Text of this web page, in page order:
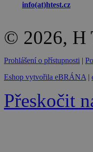
info(at)htest.cz
© 2026, H
Prohlášení o přístupnosti |
Eshop vytvořila eBRÁNA |
Přeskočit